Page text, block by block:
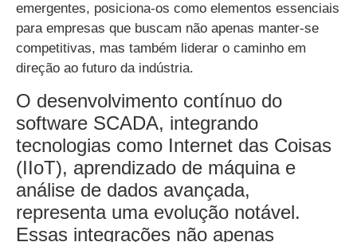
emergentes, posiciona-os como elementos essenciais
para empresas que buscam não apenas manter-se
competitivas, mas também liderar o caminho em
direção ao futuro da indústria.
O desenvolvimento contínuo do
software SCADA, integrando
tecnologias como Internet das Coisas
(IIoT), aprendizado de máquina e
análise de dados avançada,
representa uma evolução notável.
Essas integrações não apenas